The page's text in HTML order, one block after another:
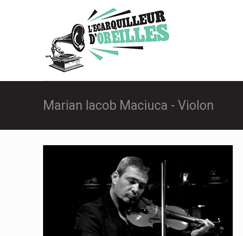
Marian Iacob Maciuca - Violon